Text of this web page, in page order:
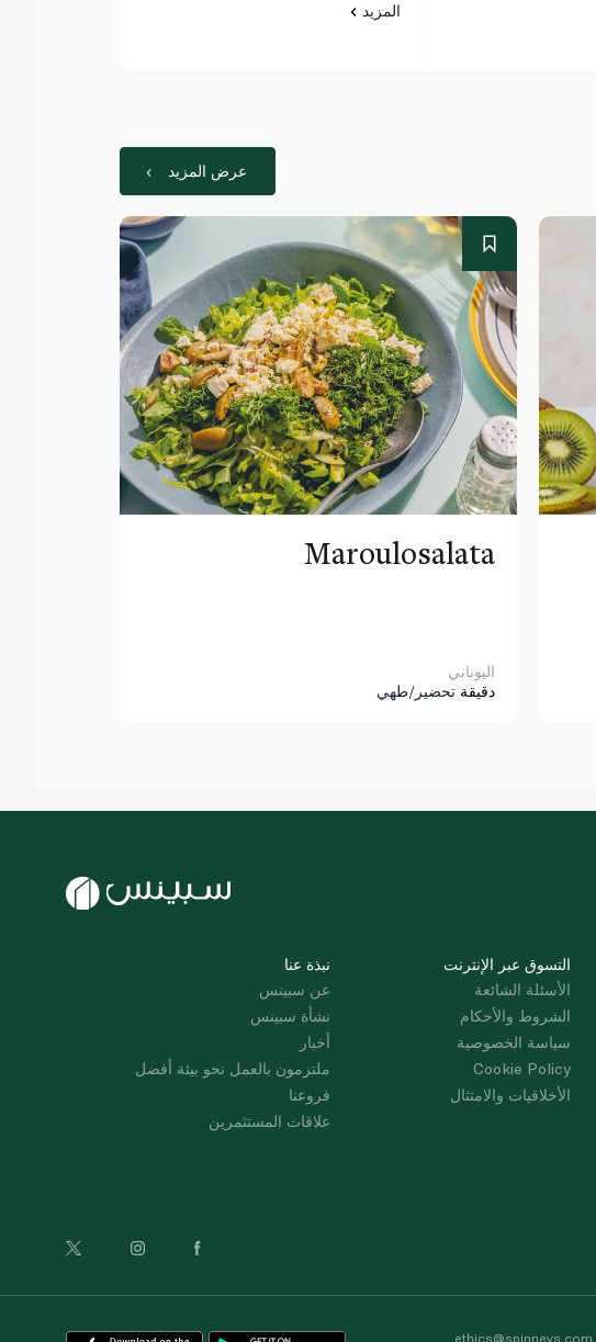
المزيد
عرض المزيد
Maroulosalata
اليوناني
دقيقة تحضير/طهي
نبذة عنا
عن سبينس
نشأة سبينس
أخبار
ملتزمون بالعمل نحو بيئة أفضل
فروعنا
علاقات المستثمرين
التسوق عبر الإنترنت
الأسئلة الشائعة
الشروط والأحكام
سياسة الخصوصية
Cookie Policy
الأخلاقيات والامتثال
ethics@spinneys.com